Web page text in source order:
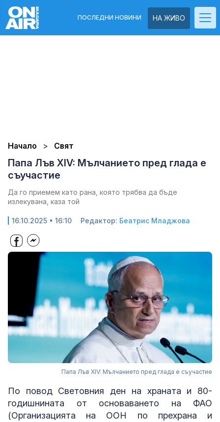
НА ЖИВО
ПОСЛЕДНИ НОВИНИ
Начало Свят
Папа Лъв XIV: Мълчанието пред глада е
съучастие
Да го приемем като рана, която трябва да бъде
излекувана, каза той
16.10.2025 • 16:10 Редактор: Беатрис Младжова
Папа Лъв XIV: Мълчанието пред глада е съучастие
По повод Световния ден на храната и 80-
годишнината от основаването на ФАО
(Организацията на ООН по прехрана и